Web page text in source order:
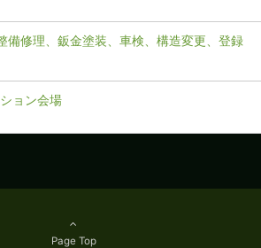
備修理、鈑金塗装、車検、構造変更、登録
ョン会場
Page Top